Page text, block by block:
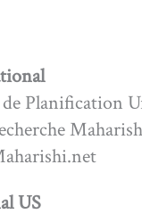
Planification
US